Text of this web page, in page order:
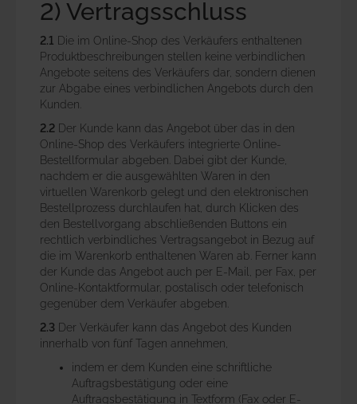
2) Vertragsschluss
2.1
Die im Online-Shop des Verkäufers enthaltenen
Produktbeschreibungen stellen keine verbindlichen
Angebote seitens des Verkäufers dar, sondern dienen
zur Abgabe eines verbindlichen Angebots durch den
Kunden.
2.2 Der Kunde kann das Angebot über das in den
Online-Shop des Verkäufers integrierte Online-
Bestellformular abgeben. Dabei gibt der Kunde,
nachdem er die ausgewählten Waren in den
virtuellen Warenkorb gelegt und den elektronischen
Bestellprozess durchlaufen hat, durch Klicken des
den Bestellvorgang abschließenden Buttons ein
rechtlich verbindliches Vertragsangebot in Bezug auf
die im Warenkorb enthaltenen Waren ab. Ferner kann
der Kunde das Angebot auch per E-Mail, per Fax, per
Online-Kontaktformular, postalisch oder telefonisch
gegenüber dem Verkäufer abgeben.
2.3 Der Verkäufer kann das Angebot des Kunden
innerhalb von fünf Tagen annehmen,
indem er dem Kunden eine schriftliche
Auftragsbestätigung oder eine
Auftragsbestätigung in Textform (Fax oder E-